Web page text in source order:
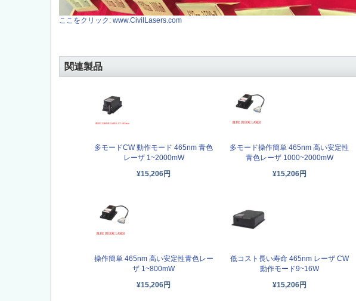
ここをクリック: www.CivilLasers.com
関連製品
多モードCW 動作モード 465nm 青色
レーザ 1~2000mW
¥15,206円
多モード操作簡単 465nm 高い安定性
青色レーザ 1000~2000mW
¥15,206円
操作簡単 465nm 高い安定性青色レー
ザ 1~800mW
¥15,206円
低コスト長い寿命 465nm レーザ CW
動作モード9~16W
¥15,206円